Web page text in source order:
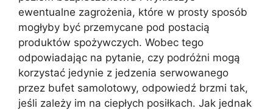
ewentualne zagrożenia, które w prosty sposób
mogłyby być przemycane pod postacią
produktów spożywczych. Wobec tego
odpowiadając na pytanie, czy podróżni mogą
korzystać jedynie z jedzenia serwowanego
przez bufet samolotowy, odpowiedź brzmi tak,
jeśli zależy im na ciepłych posiłkach. Jak jednak